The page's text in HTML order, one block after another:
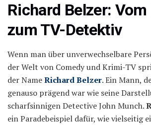
Richard Belzer:
zum TV-Detektiv
Wenn man über unverwechselbare
der Welt von Comedy und Krimi-TV
der NameRichard Belzer. Ein Mann,
genauso prägend war wie seine
scharfsinnigen Detective John Munch.
ein Paradebeispiel dafür, wie vielseitig